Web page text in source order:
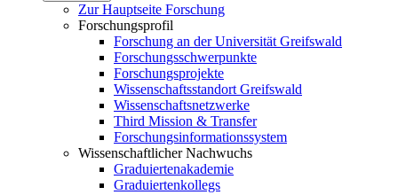
Zur Hauptseite Forschung
Forschungsprofil
Forschung an der Universität Greifswald
Forschungsschwerpunkte
Forschungsprojekte
Wissenschaftsstandort Greifswald
Wissenschaftsnetzwerke
Third Mission & Transfer
Forschungsinformationssystem
Wissenschaftlicher Nachwuchs
Graduiertenakademie
Graduiertenkollegs